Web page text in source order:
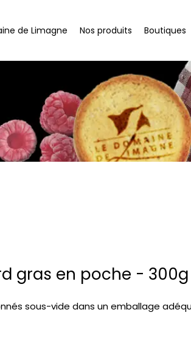
de Limagne Nos produits Boutiques
gras en poche - 300g
sous-vide dans un emballage